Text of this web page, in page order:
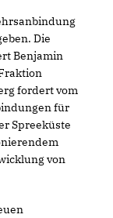
Die
Benjamin
fordert vom
für
Spreeküste
von